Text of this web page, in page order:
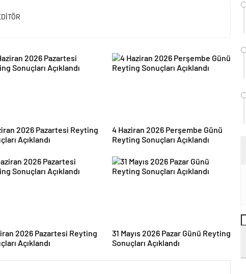
2026 Pazartesi Reyting
Açıklandı
4 Haziran 2026 Perşembe Günü
Reyting Sonuçları Açıklandı
2026 Pazartesi Reyting
Açıklandı
31 Mayıs 2026 Pazar Günü Reyting
Sonuçları Açıklandı